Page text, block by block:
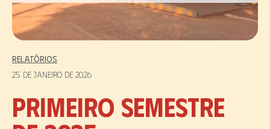
Relatórios
25 de janeiro de 2026
PRIMEIRO SEMESTRE